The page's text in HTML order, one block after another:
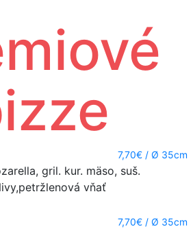
7,70€ / Ø 35cm
gril. kur. mäso, suš.
vňať
7,70€ / Ø 35cm